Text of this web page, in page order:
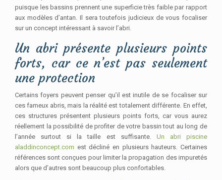
puisque les bassins prennent une superficie très faible par rapport
aux modèles d’antan. Il sera toutefois judicieux de vous focaliser
sur un concept intéressant à savoir l’abri.
Un abri présente plusieurs points
forts, car ce n’est pas seulement
une protection
Certains foyers peuvent penser qu’il est inutile de se focaliser sur
ces fameux abris, mais la réalité est totalement différente. En effet,
ces structures présentent plusieurs points forts, car vous aurez
réellement la possibilité de profiter de votre bassin tout au long de
l’année surtout si la taille est suffisante. Un abri piscine
aladdinconcept.com est décliné en plusieurs hauteurs. Certaines
références sont conçues pour limiter la propagation des impuretés
alors que d’autres sont beaucoup plus confortables.